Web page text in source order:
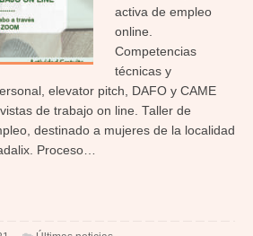
activa de empleo
online.
Competencias
técnicas y
elevator pitch, DAFO y CAME
de trabajo on line. Taller de
destinado a mujeres de la localidad
Proceso…